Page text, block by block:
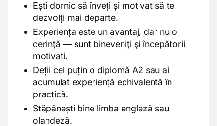
Ești dornic să înveți și motivat să te
dezvolți mai departe.
Experiența este un avantaj, dar nu o
cerință — sunt bineveniți și începătorii
motivați.
Deții cel puțin o diplomă A2 sau ai
acumulat experiență echivalentă în
practică.
Stăpânești bine limba engleză sau
olandeză.